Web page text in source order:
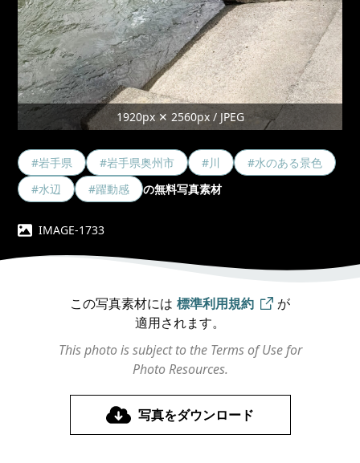
1920px ✕ 2560px / JPEG
#岩手県 #岩手県奥州市 #川
#水のある景色
#水辺
#躍動感 の無料写真素材
IMAGE-1733
この写真素材には 標準利用規約
が
適用されます。
This photo is subject to the Terms of Use for
Photo Resources.
写真をダウンロード